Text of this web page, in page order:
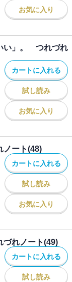
お気に入り
い」。 つれづれ
カートに入れる
試し読み
お気に入り
ノート(48)
カートに入れる
試し読み
お気に入り
れノート(49)
カートに入れる
試し読み